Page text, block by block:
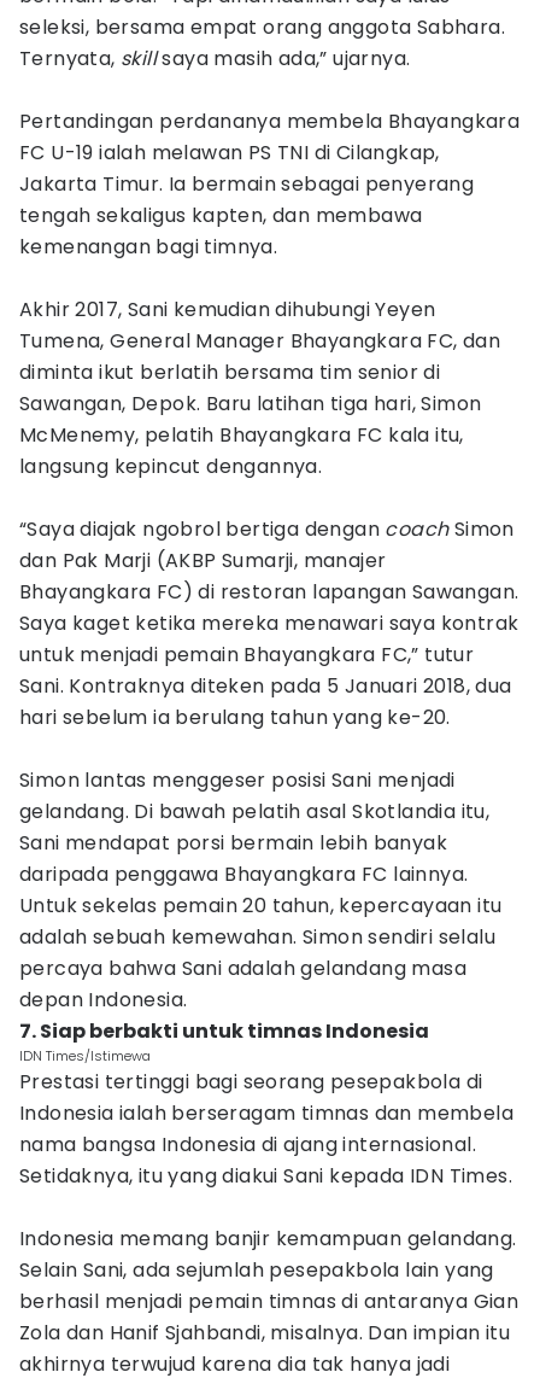
seleksi, bersama empat orang anggota Sabhara.
Ternyata, skillsaya masih ada,” ujarnya.
Pertandingan perdananya membela Bhayangkara
FC U-19 ialah melawan PS TNI di Cilangkap,
Jakarta Timur. Ia bermain sebagai penyerang
tengah sekaligus kapten, dan membawa
kemenangan bagi timnya.
Akhir 2017, Sani kemudian dihubungi Yeyen
Tumena, General Manager Bhayangkara FC, dan
diminta ikut berlatih bersama tim senior di
Sawangan, Depok. Baru latihan tiga hari, Simon
McMenemy, pelatih Bhayangkara FC kala itu,
langsung kepincut dengannya.
“Saya diajak ngobrol bertiga dengan coachSimon
dan Pak Marji (AKBP Sumarji, manajer
Bhayangkara FC) di restoran lapangan Sawangan.
Saya kaget ketika mereka menawari saya kontrak
untuk menjadi pemain Bhayangkara FC,” tutur
Sani. Kontraknya diteken pada 5 Januari 2018, dua
hari sebelum ia berulang tahun yang ke-20.
Simon lantas menggeser posisi Sani menjadi
gelandang. Di bawah pelatih asal Skotlandia itu,
Sani mendapat porsi bermain lebih banyak
daripada penggawa Bhayangkara FC lainnya.
Untuk sekelas pemain 20 tahun, kepercayaan itu
adalah sebuah kemewahan. Simon sendiri selalu
percaya bahwa Sani adalah gelandang masa
depan Indonesia.
7. Siap berbakti untuk timnas Indonesia
IDN Times/Istimewa
Prestasi tertinggi bagi seorang pesepakbola di
Indonesia ialah berseragam timnas dan membela
nama bangsa Indonesia di ajang internasional.
Setidaknya, itu yang diakui Sani kepada IDN Times.
Indonesia memang banjir kemampuan gelandang.
Selain Sani, ada sejumlah pesepakbola lain yang
berhasil menjadi pemain timnas di antaranya Gian
Zola dan Hanif Sjahbandi, misalnya. Dan impian itu
akhirnya terwujud karena dia tak hanya jadi